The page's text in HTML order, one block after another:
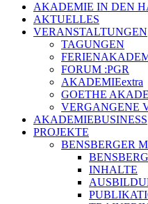
AKADEMIE IN DEN
AKTUELLES
VERANSTALTUNGEN
TAGUNGEN
FORUM :PGR
AKADEMIEextra
GOETHE
VERGANGENE
AKADEMIEBUSINESS
PROJEKTE
BENSBERGER
INHALTE